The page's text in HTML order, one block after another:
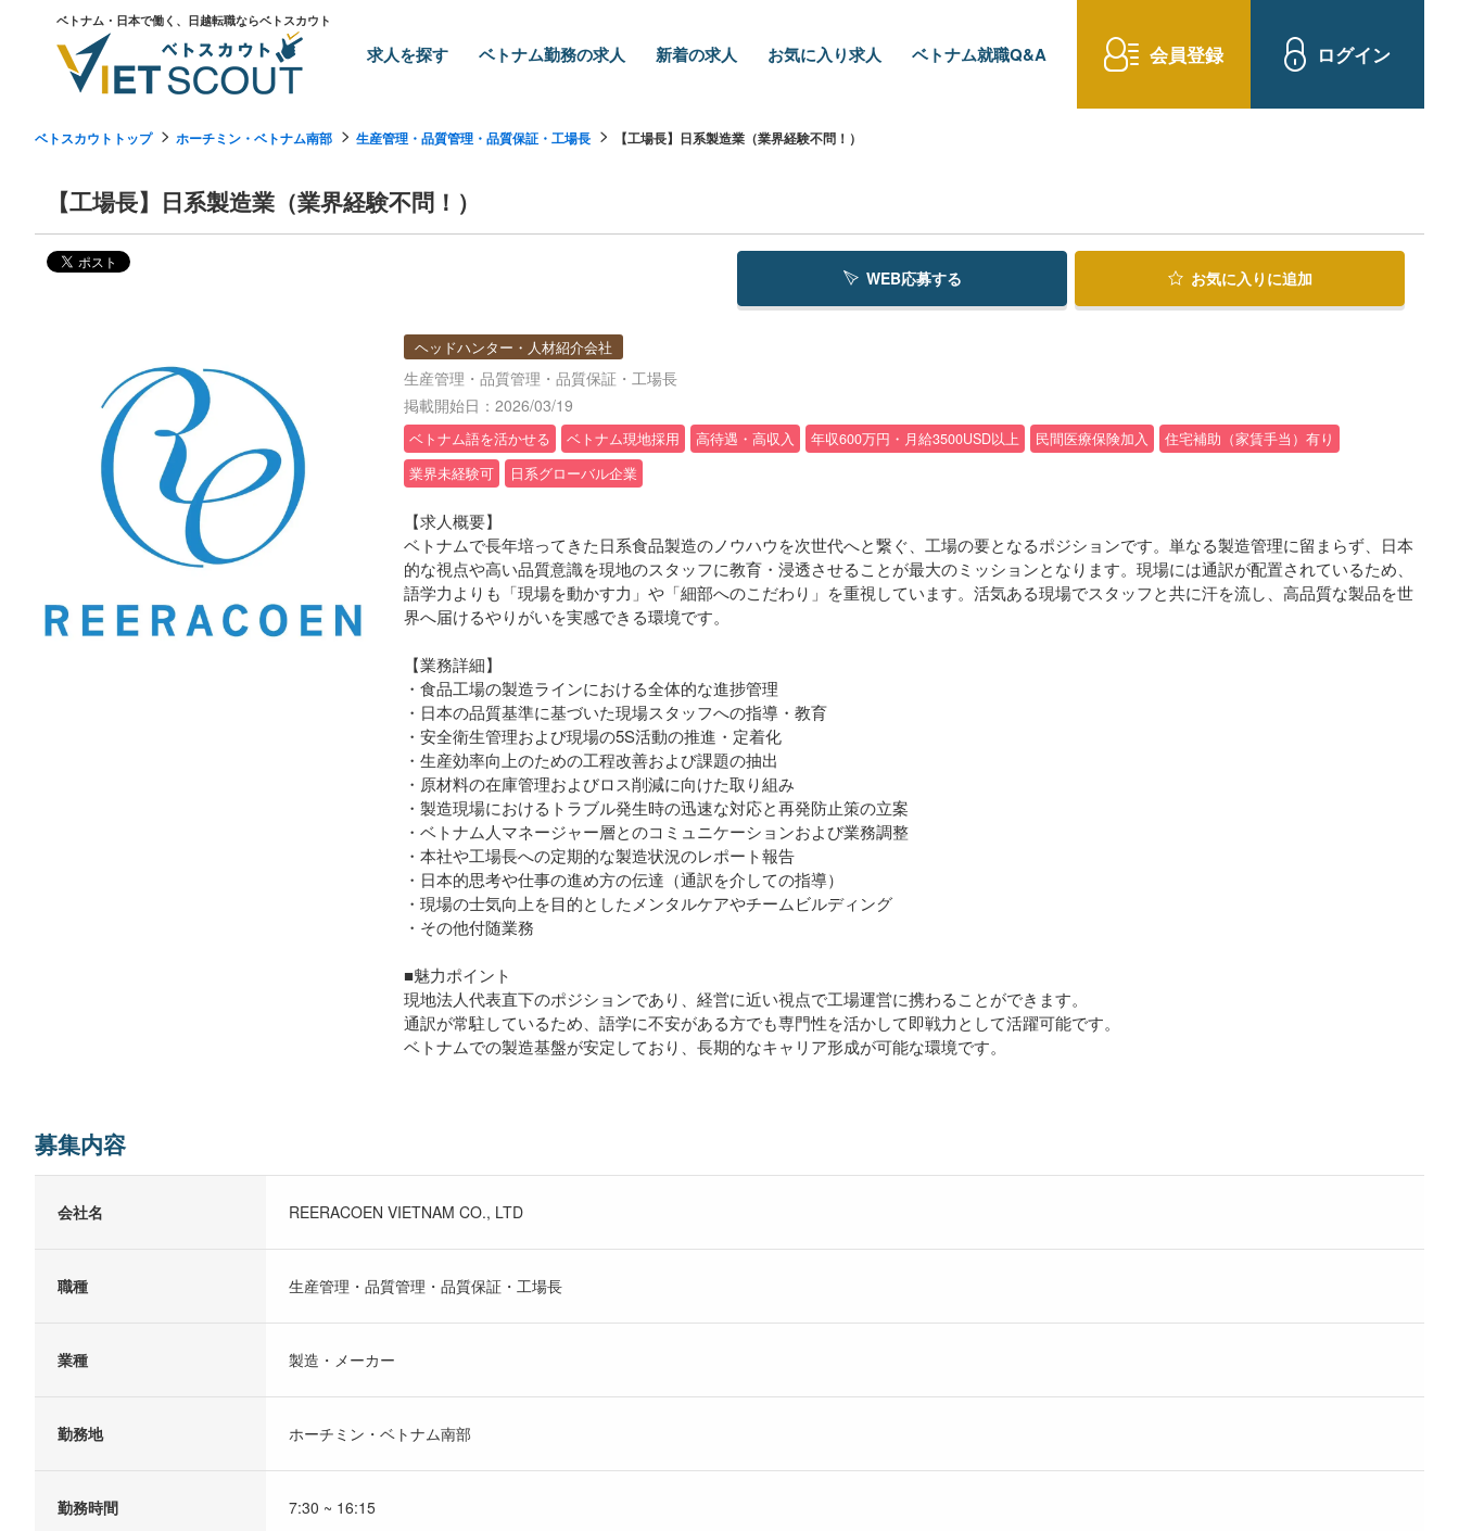
ベトナム・日本で働く、日越転職ならベトスカウト
求人を探す ベトナム勤務の求人 新着の求人 お気に入り求人 ベトナム就職Q&A 会員登録 ログイン
ベトスカウトトップ ホーチミン・ベトナム南部 生産管理・品質管理・品質保証・工場長 【工場長】日系製造業（業界経験不問！）
【工場長】日系製造業（業界経験不問！）
WEB応募する お気に入り に追加
ヘッドハンター・人材紹介会社
生産管理・品質管理・品質保証・工場長
掲載開始日：2026/03/19
ベトナム語を活かせる ベトナム現地採用 高待遇・高収入 年収600万円・月給3500USD以上 民間医療保険加入
住宅補助（家賃手当）有り
業界未経験可
日系グローバル企業
【求人概要】
ベトナムで長年培ってきた日系食品製造のノウハウを次世代へと繋ぐ、工場の要となるポジションです。単なる製造管理に留まらず、日本
的な視点や高い品質意識を現地のスタッフに教育・浸透させることが最大のミッションとなります。現場には通訳が配置されているため、
語学力よりも「現場を動かす力」や「細部へのこだわり」を重視しています。活気ある現場でスタッフと共に汗を流し、高品質な製品を世
界へ届けるやりがいを実感できる環境です。
【業務詳細】
・食品工場の製造ラインにおける全体的な進捗管理
・日本の品質基準に基づいた現場スタッフへの指導・教育
・安全衛生管理および現場の5S活動の推進・定着化
・生産効率向上のための工程改善および課題の抽出
・原材料の在庫管理およびロス削減に向けた取り組み
・製造現場におけるトラブル発生時の迅速な対応と再発防止策の立案
・ベトナム人マネージャー層とのコミュニケーションおよび業務調整
・本社や工場長への定期的な製造状況のレポート報告
・日本的思考や仕事の進め方の伝達（通訳を介しての指導）
・現場の士気向上を目的としたメンタルケアやチームビルディング
・その他付随業務
■魅力ポイント
現地法人代表直下のポジションであり、経営に近い視点で工場運営に携わることができます。
通訳が常駐しているため、語学に不安がある方でも専門性を活かして即戦力として活躍可能です。
ベトナムでの製造基盤が安定しており、長期的なキャリア形成が可能な環境です。
募集内容
会社名 REERACOEN VIETNAM CO., LTD
職種 生産管理・品質管理・品質保証・工場長
業種 製造・メーカー
勤務地 ホーチミン・ベトナム南部
勤務時間 7:30 ~ 16:15